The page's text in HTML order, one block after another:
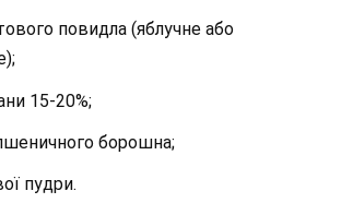
повидла (яблучне або
15-20%;
борошна;
пудри.